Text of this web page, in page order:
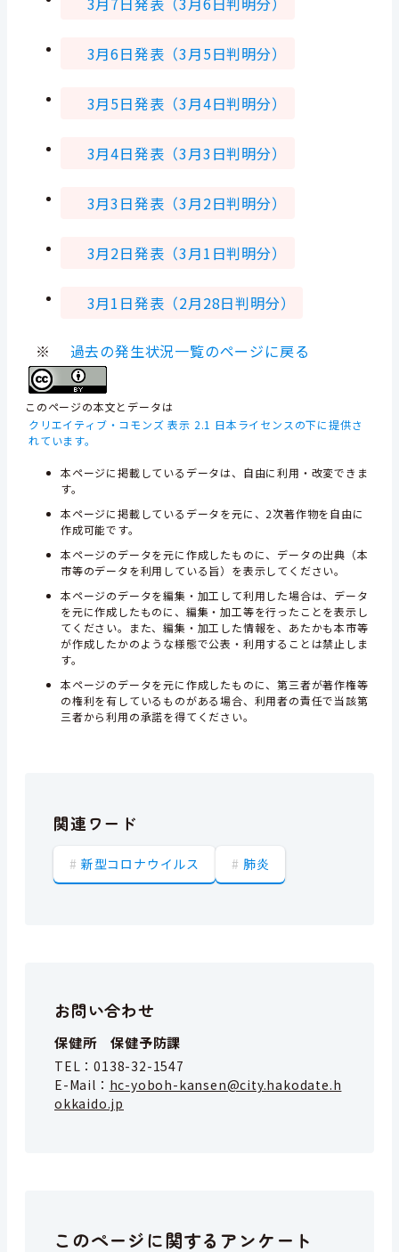
3月6日発表（3月5日判明分）
3月5日発表（3月4日判明分）
3月4日発表（3月3日判明分）
3月3日発表（3月2日判明分）
3月2日発表（3月1日判明分）
3月1日発表（2月28日判明分）
※ 過去の発生状況一覧のページに戻る
このページの本文とデータは
クリエイティブ・コモンズ 表示 2.1 日本ライセンスの下に提供さ
れています。
本ページに掲載しているデータは、自由に利用・改変できま
す。
本ページに掲載しているデータを元に、2次著作物を自由に
作成可能です。
本ページのデータを元に作成したものに、データの出典（本
市等のデータを利用している旨）を表示してください。
本ページのデータを編集・加工して利用した場合は、データ
を元に作成したものに、編集・加工等を行ったことを表示し
てください。また、編集・加工した情報を、あたかも本市等
が作成したかのような様態で公表・利用することは禁止しま
す。
本ページのデータを元に作成したものに、第三者が著作権等
の権利を有しているものがある場合、利用者の責任で当該第
三者から利用の承諾を得てください。
関連ワード
新型コロナウイルス 肺炎
お問い合わせ
保健所 保健予防課
TEL：0138-32-1547
E-Mail： hc-yoboh-kansen@city.hakodate.h
okkaido.jp
このページに関するアンケート